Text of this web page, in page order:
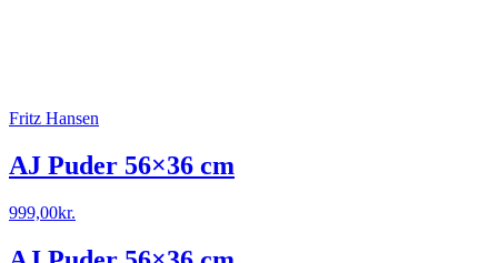
Fritz Hansen
AJ Puder 56×36 cm
999,00kr.